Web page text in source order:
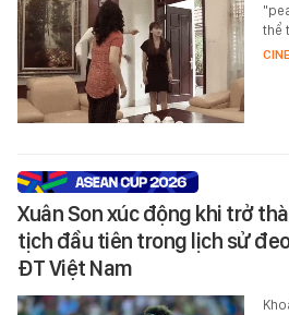
thể
CINE
Xuân Son xúc động khi trở
tịch đầu tiên trong lịch sử
ĐT Việt Nam